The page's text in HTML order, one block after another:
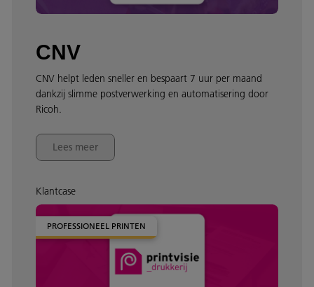
CNV
CNV helpt leden sneller en bespaart 7 uur per maand
dankzij slimme postverwerking en automatisering door
Ricoh.
Lees meer
Klantcase
PROFESSIONEEL PRINTEN